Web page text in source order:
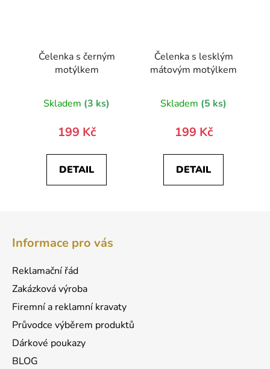
Čelenka s černým
motýlkem
Skladem (3 ks)
199 Kč
DETAIL
Čelenka s lesklým
mátovým motýlkem
Skladem (5 ks)
199 Kč
DETAIL
Informace pro vás
Reklamační řád
Zakázková výroba
Firemní a reklamní kravaty
Průvodce výběrem produktů
Dárkové poukazy
BLOG